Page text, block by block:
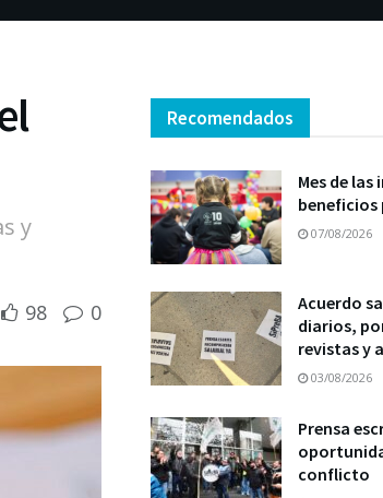
y
98 0
Recomendados
Mes de
beneficios
07/08/2026
Acuerdo
diarios,
revistas y
03/08/2026
Prensa
conflicto